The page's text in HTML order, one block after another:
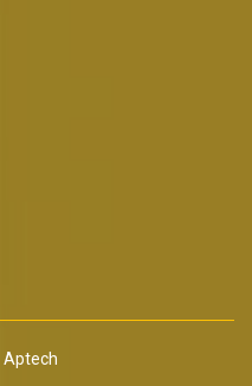
Aptech